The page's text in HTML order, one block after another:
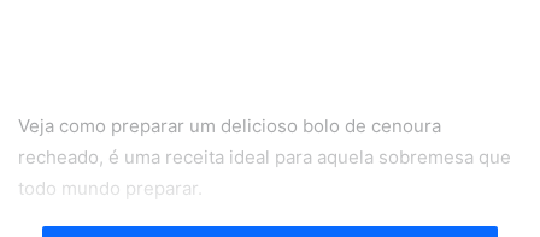
Veja como preparar um delicioso bolo de cenoura
recheado, é uma receita ideal para aquela sobremesa que
todo mundo preparar.